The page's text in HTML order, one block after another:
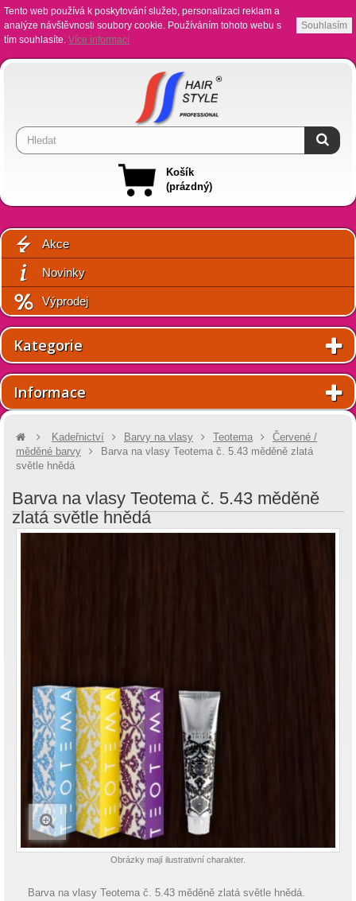
Tento web používá k poskytování služeb, personalizaci reklam a
analýze návštěvnosti soubory cookie. Používáním tohoto webu s
tím souhlasíte. Více informací
Souhlasím
Košík
(prázdný)
Akce
Novinky
Výprodej
Kategorie
Informace
Kadeřnictví Barvy na vlasy Teotema
Červené /
měděné barvy
Barva na vlasy Teotema č. 5.43 měděně zlatá
světle hnědá
Barva na vlasy Teotema č. 5.43 měděně
zlatá světle hnědá
Obrázky mají ilustrativní charakter.
Barva na vlasy Teotema č. 5.43 měděně zlatá světle hnědá.